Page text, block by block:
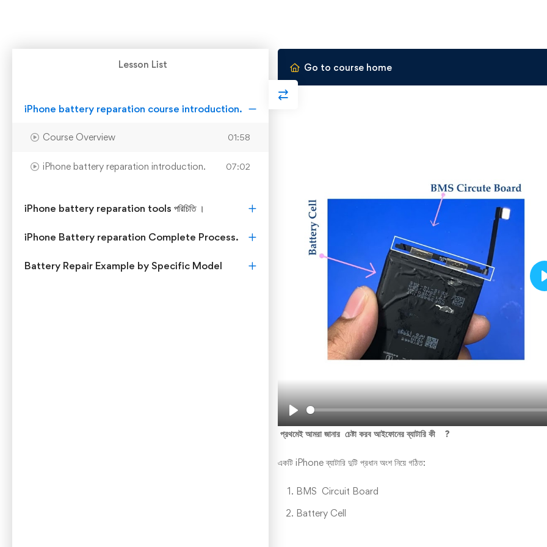
Lesson List
iPhone battery reparation course introduction.
Course Overview 01:58
iPhone battery reparation introduction. 07:02
iPhone battery reparation tools পরিচিতি ।
iPhone Battery reparation Complete Process.
Battery Repair Example by Specific Model
Go to course home
Play
প্রথমেই আমরা জানার চেষ্টা করব আইফোনের ব্যাটারি কী ?
একটি iPhone ব্যাটারি দুটি প্রধান অংশ নিয়ে গঠিত:
BMS Circuit Board
Battery Cell